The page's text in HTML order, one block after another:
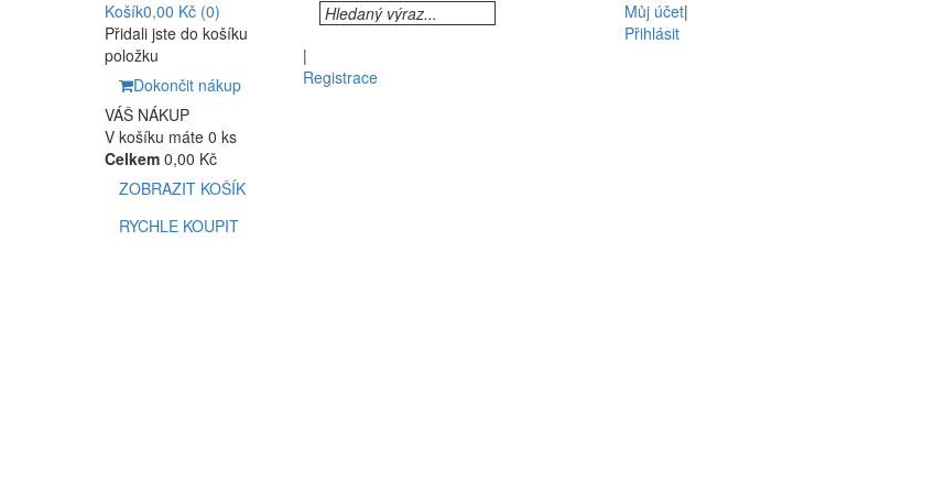
Košík0,00 Kč (0)
Přidali jste do košíku
položku
Dokončit nákup
VÁŠ NÁKUP
V košíku máte 0 ks
Celkem 0,00 Kč
ZOBRAZIT KOŠÍK
RYCHLE KOUPIT
Můj účet|
Přihlásit
|
Registrace